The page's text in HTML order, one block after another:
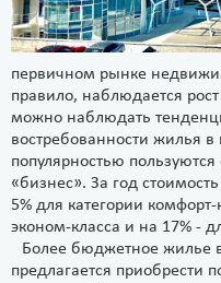
первичном рынке
правило, наблюдается
можно наблюдать
востребованности жилья в
популярностью
«бизнес». За год
5% для категории
эконом-класса и на 17% -
Более бюджетное жилье
предлагается приобрести